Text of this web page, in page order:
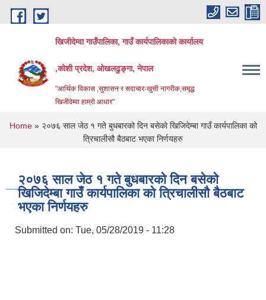
Skip to main content
खिजीदेम्वा गाउँपालिका, गाउँ कार्यपालिकाको कार्यालय
,कोशी प्रदेश, ओखलढुङ्गा, नेपाल
"आर्थिक विकास ,सुशासन र सदाचारःखुसी नागरीक,समृद्ध
खिजीदेम्वा हाम्रो आधार"
You are here
Home» २०७६ साल जेठ १ गते बुधबारको दिन बसेको खिजिदेम्बा गाउँ कार्यपालिका को
त्रिचालीसौ बैठबाट भएका निर्णयहरु
२०७६ साल जेठ १ गते बुधबारको दिन बसेको
खिजिदेम्बा गाउँ कार्यपालिका को त्रिचालीसौ बैठबाट
भएका निर्णयहरु
Submitted on: Tue, 05/28/2019 - 11:28